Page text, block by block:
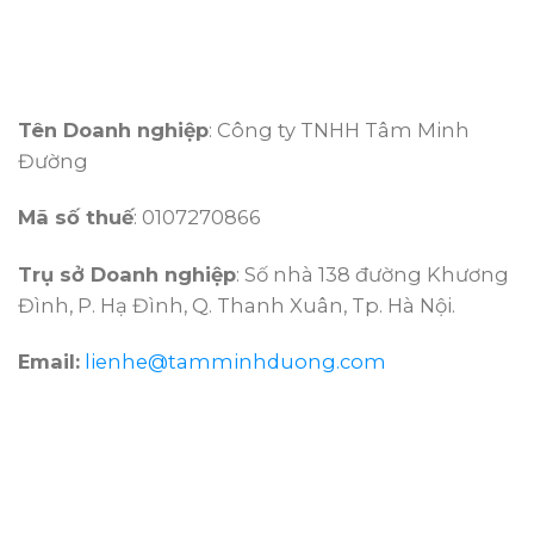
Tên Doanh nghiệp: Công ty TNHH Tâm Minh
Đường
Mã số thuế: 0107270866
Trụ sở Doanh nghiệp: Số nhà 138 đường Khương
Đình, P. Hạ Đình, Q. Thanh Xuân, Tp. Hà Nội.
Email: lienhe@tamminhduong.com